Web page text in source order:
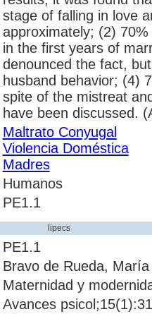
stage of falling in love
approximately; (2)
in the first years of
denounced the fact,
husband behavior; (4)
spite of the mistreat
have been discussed.
Maltrato Conyugal
Violencia Doméstica
Madres
Humanos
PE1.1
lipecs
PE1.1
Bravo de Rueda,
Maternidad y
Avances